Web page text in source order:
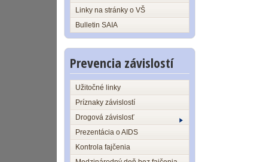
Linky na stránky o VŠ
Bulletin SAIA
Prevencia závislostí
Užitočné linky
Príznaky závislostí
Drogová závislosť
Prezentácia o AIDS
Kontrola fajčenia